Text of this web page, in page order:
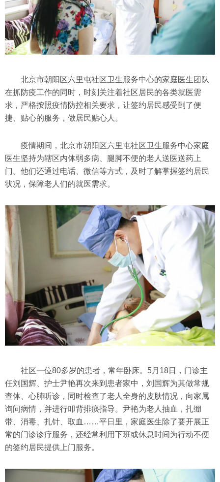
北京市朝阳区六里屯社区卫生服务中心的家庭医生团队
在抓防疫工作的同时，时刻关注着社区居民的各类就医需
求，严格按照疫情防控相关要求，让签约居民感受到了便
捷、贴心的服务，做居民贴心人。
疫情期间，北京市朝阳区六里屯社区卫生服务中心家庭
医生坚持为辖区内体弱多病、腿脚不便的老人送医送药上
门。他们还通过电话、微信等方式，及时了解掌握签约居民
状况，保障老人们的就医需求。
社区一位80多岁的患者，常年卧床。5月18日，门诊主
任刘国辉、护士尹艳再次来到患者家中，刘国辉为其做常规
查体、心肺听诊，同时检查了老人全身的皮肤情况，向家属
询问病情，并进行叩背排痰指导。尹艳为老人抽血，扎绷
带、消毒、扎针、取血……平日里，家庭医生除了要开展正
常的门诊诊疗服务，还经常利用下班或休息时间为行动不便
的签约居民提供上门服务。